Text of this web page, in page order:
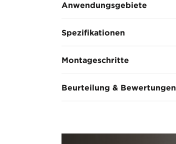
Anwendungsgebiete
Spezifikationen
Montageschritte
Beurteilung & Bewertungen